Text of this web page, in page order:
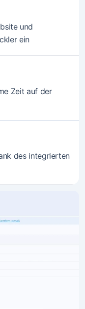
und
ein
Zeit auf der
des integrierten